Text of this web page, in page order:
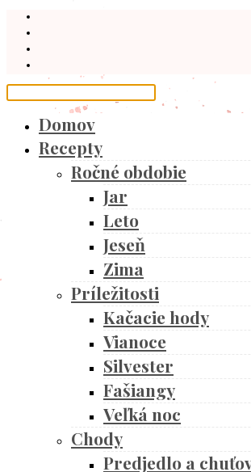
Domov
Recepty
Ročné obdobie
Jar
Leto
Jeseň
Zima
Príležitosti
Kačacie hody
Vianoce
Silvester
Fašiangy
Veľká noc
Chody
Predjedlo a